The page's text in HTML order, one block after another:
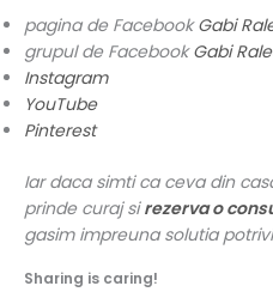
pagina de FacebookGabi
grupul de FacebookGabi
Instagram
YouTube
Pinterest
Iar daca simti ca ceva din
prinde curaj sirezerva o
gasim impreuna solutia
Sharing is caring!